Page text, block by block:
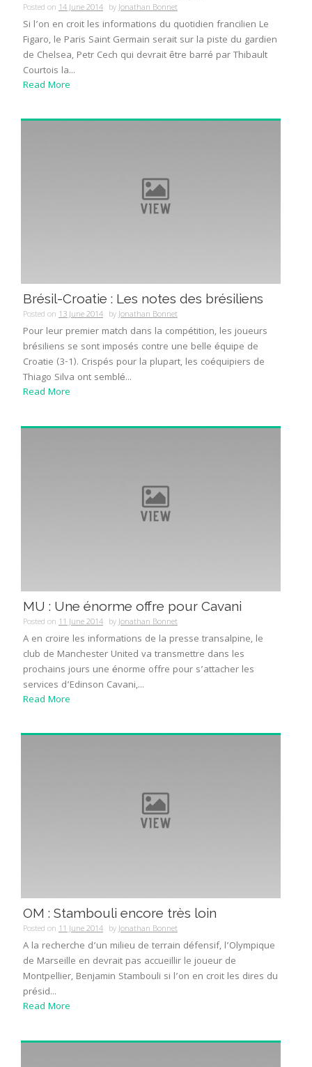
Posted on 14 June 2014 byJonathan Bonnet
Si l’on en croit les informations du quotidien francilien Le
Figaro, le Paris Saint Germain serait sur la piste du gardien
de Chelsea, Petr Cech qui devrait être barré par Thibault
Courtois la...
Read More
Brésil-Croatie : Les notes des brésiliens
Posted on 13 June 2014 byJonathan Bonnet
Pour leur premier match dans la compétition, les joueurs
brésiliens se sont imposés contre une belle équipe de
Croatie (3-1). Crispés pour la plupart, les coéquipiers de
Thiago Silva ont semblé...
Read More
MU : Une énorme offre pour Cavani
Posted on 11 June 2014 byJonathan Bonnet
A en croire les informations de la presse transalpine, le
club de Manchester United va transmettre dans les
prochains jours une énorme offre pour s’attacher les
services d’Edinson Cavani,...
Read More
OM : Stambouli encore très loin
Posted on 11 June 2014 byJonathan Bonnet
A la recherche d’un milieu de terrain défensif, l’Olympique
de Marseille en devrait pas accueillir le joueur de
Montpellier, Benjamin Stambouli si l’on en croit les dires du
présid...
Read More